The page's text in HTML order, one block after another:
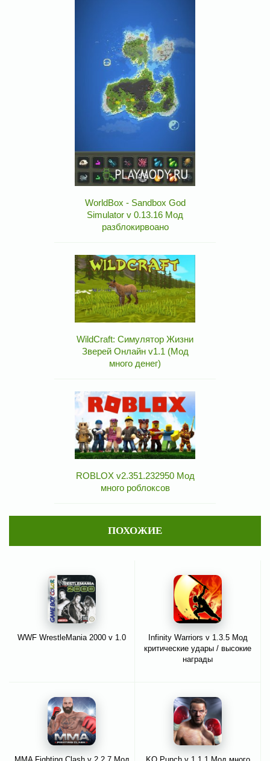
WorldBox - Sandbox God
Simulator v 0.13.16 Мод
разблокирвоано
WildCraft: Симулятор Жизни
Зверей Онлайн v1.1 (Мод
много денег)
ROBLOX v2.351.232950 Мод
много роблоксов
ПОХОЖИЕ
WWF WrestleMania 2000 v 1.0
Infinity Warriors v 1.3.5 Мод
критические удары / высокие
награды